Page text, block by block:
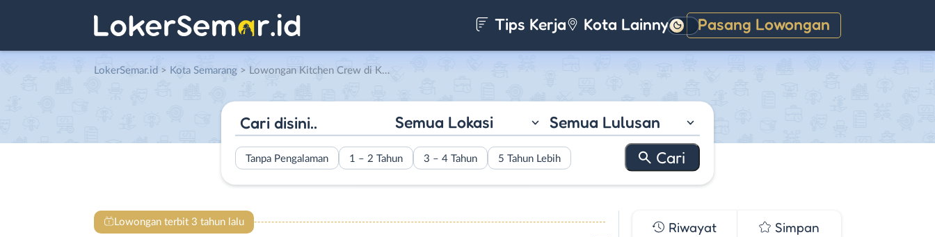
Tips Kerja Kota Lainnya Pasang Lowongan
Gelap
LokerSemar.id > Kota Semarang > Lowongan Kitchen Crew di Kartel Cafe & Vape House
Semua Lokasi Semua Lulusan
Tanpa Pengalaman 1 – 2 Tahun 3 – 4 Tahun 5 Tahun Lebih
Lowongan terbit 3 tahun lalu Riwayat Simpan